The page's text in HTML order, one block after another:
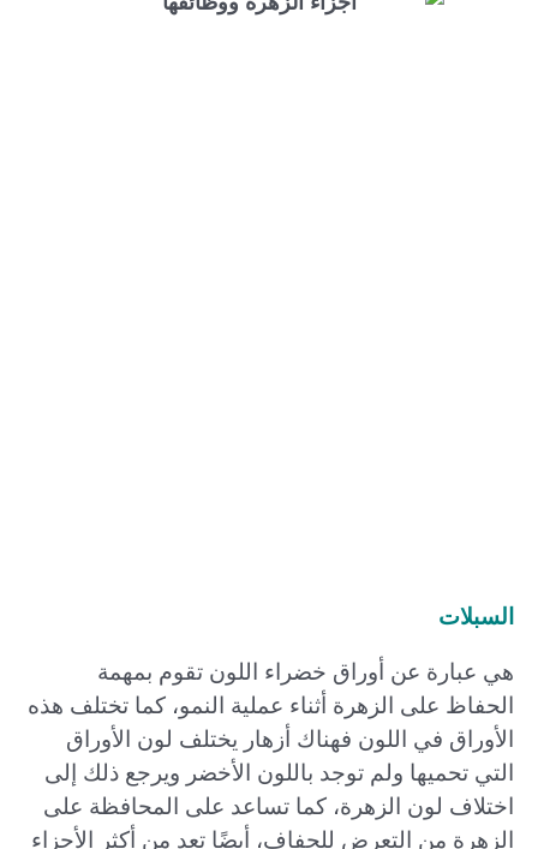
السبلات
هي عبارة عن أوراق خضراء اللون تقوم بمهمة
الحفاظ على الزهرة أثناء عملية النمو، كما تختلف هذه
الأوراق في اللون فهناك أزهار يختلف لون الأوراق
التي تحميها ولم توجد باللون الأخضر ويرجع ذلك إلى
اختلاف لون الزهرة، كما تساعد على المحافظة على
الزهرة من التعرض للجفاف، أيضًا تعد من أكثر الأجزاء